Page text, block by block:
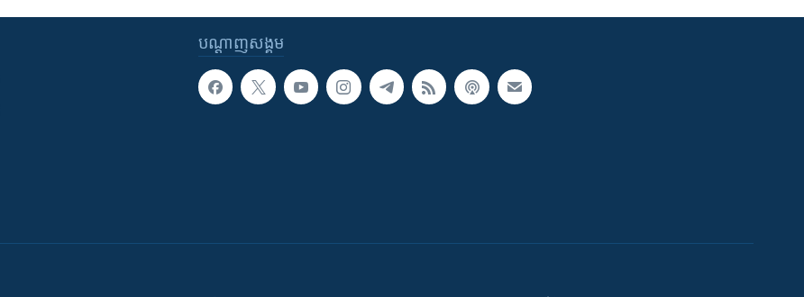
បណ្តាញ​សង្គម